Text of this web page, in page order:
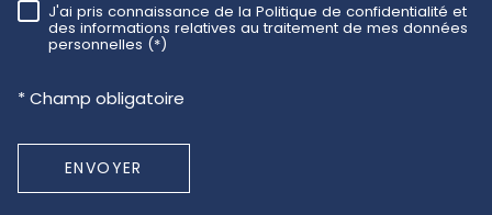
RÈGLEMENTATION
J'ai pris connaissance de la Politique de confidentialité et
des informations relatives au traitement de mes données
personnelles (*)
* Champ obligatoire
ENVOYER